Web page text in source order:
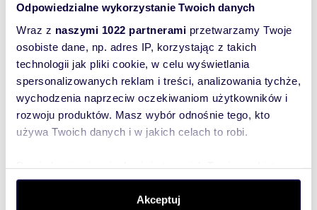
Odpowiedzialne wykorzystanie Twoich danych
Wraz z naszymi 1022 partnerami przetwarzamy Twoje
osobiste dane, np. adres IP, korzystając z takich
technologii jak pliki cookie, w celu wyświetlania
spersonalizowanych reklam i treści, analizowania tychże,
wychodzenia naprzeciw oczekiwaniom użytkowników i
rozwoju produktów. Masz wybór odnośnie tego, kto
używa Twoich danych i w jakich celach to robi.
dane są przetwarzane oraz ustaw własne preferencje w
. W Deklaracji plików cookie możesz
Akceptuj
1003 m zł/m
Na sprzedaż działki pod dom
jednorodzinny z mediami i planem
zagospodarowania
250 000 zł
52.022833, 21.077306